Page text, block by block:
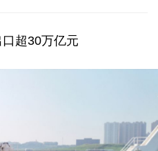
超30万亿元